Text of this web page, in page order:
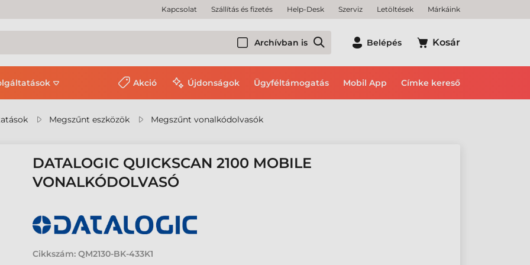
Kapcsolat Szállítás és fizetés Help-Desk Szerviz Letöltések Márkáink
Archívban is Belépés Kosár
Akció Újdonságok Ügyféltámogatás Mobil App Címke kereső
Megszűnt eszközök Megszűnt vonalkódolvasók
DATALOGIC QUICKSCAN 2100 MOBILE
VONALKÓDOLVASÓ
Cikkszám: QM2130-BK-433K1